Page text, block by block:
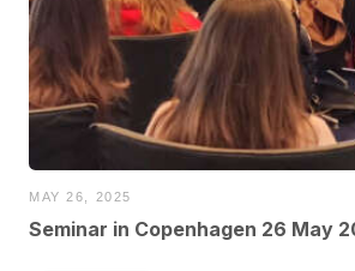
MAY 26, 2025
Seminar in Copenhagen 26 May